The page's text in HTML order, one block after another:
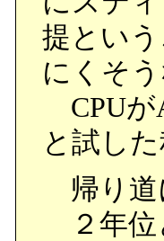
提とい
にくそう
CPUが
と試し
帰り道
２年位